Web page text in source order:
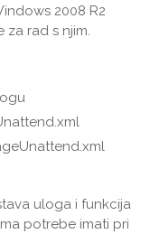
2008 R2
rad s njim.
uloga i funkcija
potrebe imati pri